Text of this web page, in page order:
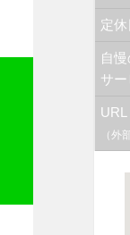
定休
自
サ
URL
（外